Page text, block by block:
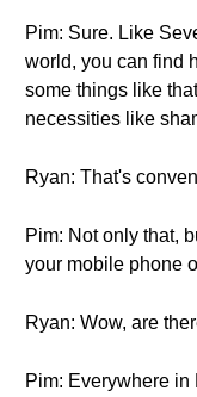
Pim: Sure. Like
world, you can find
some things like
necessities like
Ryan: That's
Pim: Not only that,
your mobile phone
Ryan: Wow, are
Pim: Everywhere in